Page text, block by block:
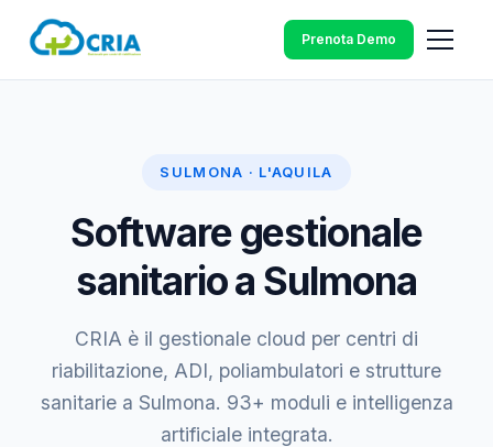
Prenota Demo
SULMONA · L'AQUILA
Software gestionale
sanitario a Sulmona
CRIA è il gestionale cloud per centri di
riabilitazione, ADI, poliambulatori e strutture
sanitarie a Sulmona. 93+ moduli e intelligenza
artificiale integrata.